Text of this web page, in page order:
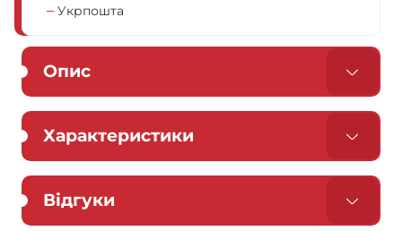
Укрпошта
Опис
Характеристики
Відгуки